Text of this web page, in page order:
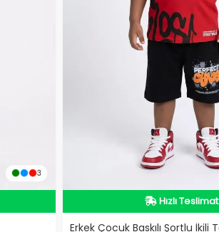
3
Hızlı Teslimat
Hızlı Teslimat
Erkek Çocuk Baskılı Şortlu İkili